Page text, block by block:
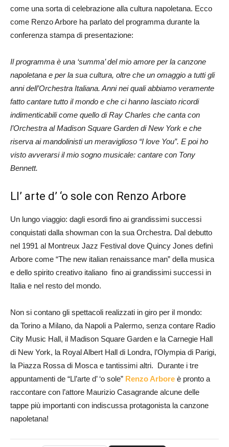
come una sorta di celebrazione alla cultura napoletana. Ecco
come Renzo Arbore ha parlato del programma durante la
conferenza stampa di presentazione:
Il programma è una ‘summa’ del mio amore per la canzone
napoletana e per la sua cultura, oltre che un omaggio a tutti gli
anni dell’Orchestra Italiana. Anni nei quali abbiamo veramente
fatto cantare tutto il mondo e che ci hanno lasciato ricordi
indimenticabili come quello di Ray Charles che canta con
l’Orchestra al Madison Square Garden di New York e che
riserva ai mandolinisti un meraviglioso “I love You”. E poi ho
visto avverarsi il mio sogno musicale: cantare con Tony
Bennett.
Ll’ arte d’ ‘o sole con Renzo Arbore
Un lungo viaggio: dagli esordi fino ai grandissimi successi
conquistati dalla showman con la sua Orchestra. Dal debutto
nel 1991 al Montreux Jazz Festival dove Quincy Jones definì
Arbore come “The new italian renaissance man” della musica
e dello spirito creativo italiano fino ai grandissimi successi in
Italia e nel resto del mondo.
Non si contano gli spettacoli realizzati in giro per il mondo:
da Torino a Milano, da Napoli a Palermo, senza contare Radio
City Music Hall, il Madison Square Garden e la Carnegie Hall
di New York, la Royal Albert Hall di Londra, l’Olympia di Parigi,
la Piazza Rossa di Mosca e tantissimi altri. Durante i tre
appuntamenti de “Ll’arte d’ ‘o sole” Renzo Arbore è pronto a
raccontare con l’attore Maurizio Casagrande alcune delle
tappe più importanti con indiscussa protagonista la canzone
napoletana!